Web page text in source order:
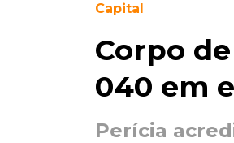
Capital
Corpo
040 em
Perícia